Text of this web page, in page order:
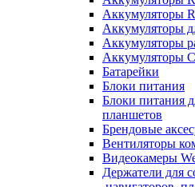
Аккумуляторы
Аккумуляторы
Аккумуляторы
Аккумуляторы
Батарейки
Блоки питания
Блоки питания
планшетов
Брендовые
Вентиляторы
Видеокамеры
Держатели для